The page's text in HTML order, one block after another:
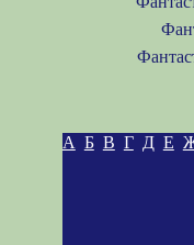
А Б В Г Д Е